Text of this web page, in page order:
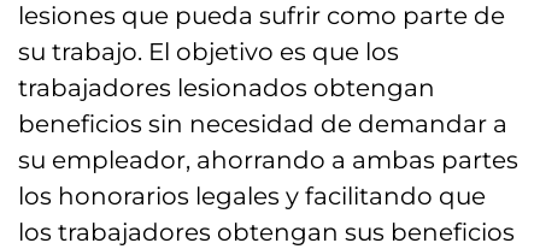
lesiones que pueda sufrir como parte de
su trabajo. El objetivo es que los
trabajadores lesionados obtengan
beneficios sin necesidad de demandar a
su empleador, ahorrando a ambas partes
los honorarios legales y facilitando que
los trabajadores obtengan sus beneficios